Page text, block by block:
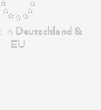
in Deutschland &
EU